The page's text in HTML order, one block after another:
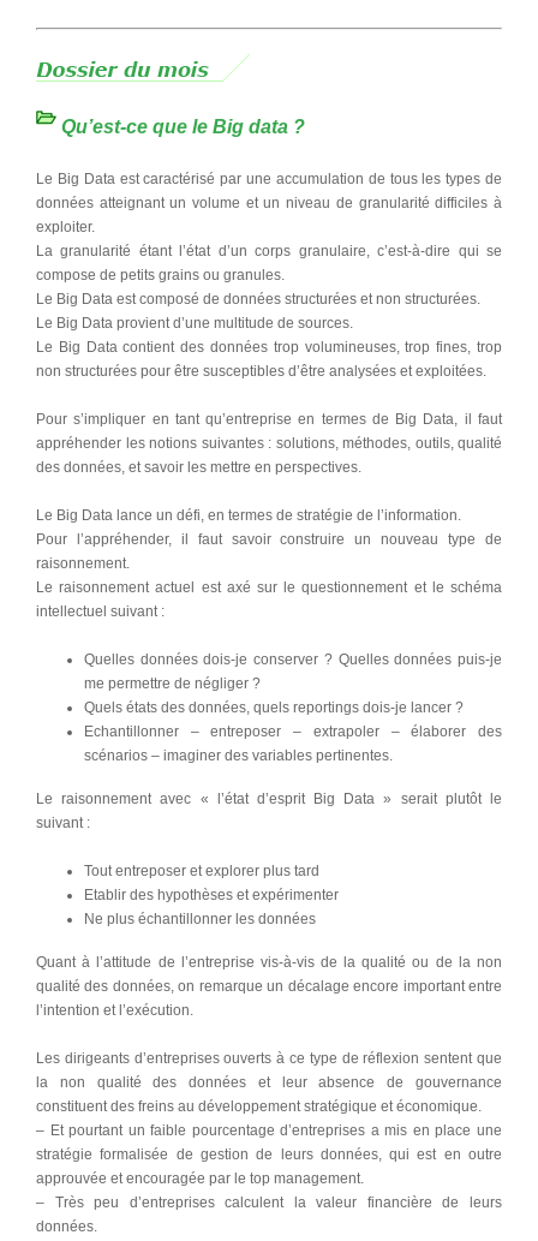
Qu’est-ce que le Big data ?
Le Big Data est caractérisé par une accumulation de tous les types de
données atteignant un volume et un niveau de granularité difficiles à
exploiter.
La granularité étant l’état d’un corps granulaire, c’est-à-dire qui se
compose de petits grains ou granules.
Le Big Data est composé de données structurées et non structurées.
Le Big Data provient d’une multitude de sources.
Le Big Data contient des données trop volumineuses, trop fines, trop
non structurées pour être susceptibles d’être analysées et exploitées.
Pour s’impliquer en tant qu’entreprise en termes de Big Data, il faut
appréhender les notions suivantes : solutions, méthodes, outils, qualité
des données, et savoir les mettre en perspectives.
Le Big Data lance un défi, en termes de stratégie de l’information.
Pour l’appréhender, il faut savoir construire un nouveau type de
raisonnement.
Le raisonnement actuel est axé sur le questionnement et le schéma
intellectuel suivant :
Quelles données dois-je conserver ? Quelles données puis-je
me permettre de négliger ?
Quels états des données, quels reportings dois-je lancer ?
Echantillonner – entreposer – extrapoler – élaborer des
scénarios – imaginer des variables pertinentes.
Le raisonnement avec « l’état d’esprit Big Data » serait plutôt le
suivant :
Tout entreposer et explorer plus tard
Etablir des hypothèses et expérimenter
Ne plus échantillonner les données
Quant à l’attitude de l’entreprise vis-à-vis de la qualité ou de la non
qualité des données, on remarque un décalage encore important entre
l’intention et l’exécution.
Les dirigeants d’entreprises ouverts à ce type de réflexion sentent que
la non qualité des données et leur absence de gouvernance
constituent des freins au développement stratégique et économique.
– Et pourtant un faible pourcentage d’entreprises a mis en place une
stratégie formalisée de gestion de leurs données, qui est en outre
approuvée et encouragée par le top management.
– Très peu d’entreprises calculent la valeur financière de leurs
données.